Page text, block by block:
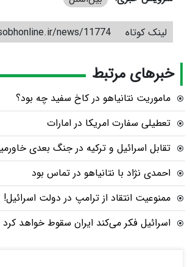
لینک کوتاه news/11774
خبرهای مرتبط
ماموریت نتانیاهو در كاخ سفید چه بود؟
تعطیلی سفارت امریکا در امارات
تقابل اسرائیل و ترکیه در جنگ بعدی
احمدی نژاد با نتانیاهو در تماس بود
ممنوعیت انتقاد از ترامپ در دولت اسرائیل!
اسرائیل فکر می‌کند ایران سقوط خواهد کرد